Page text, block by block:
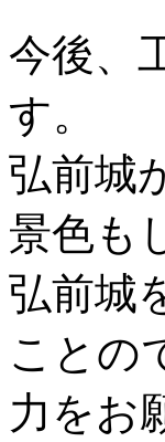
今後、
す。
弘前城
景色も
弘前城
ことの
力をお